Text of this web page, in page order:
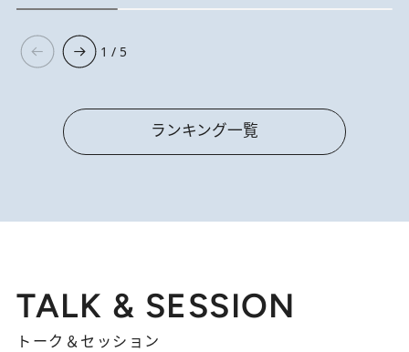
1 / 5
ランキング一覧
TALK & SESSION
トーク＆セッション